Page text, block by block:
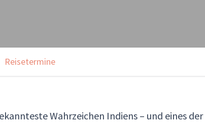
Reisetermine
Wahrzeichen Indiens – und eines